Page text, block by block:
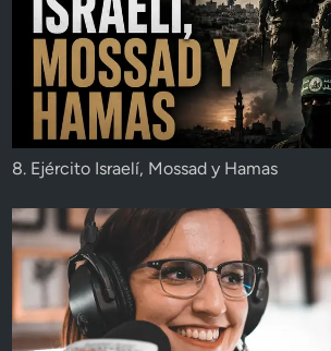
8. Ejército Israelí, Mossad y Hamas